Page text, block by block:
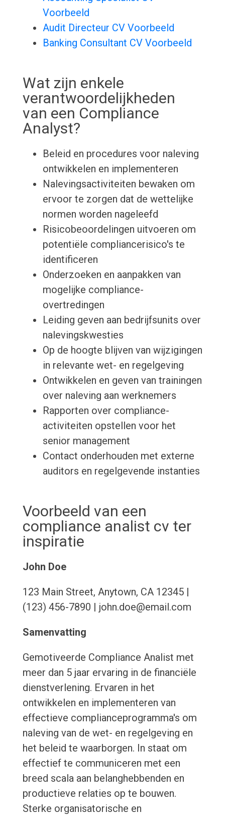
Voorbeeld
Audit Directeur CV Voorbeeld
Banking Consultant CV Voorbeeld
Wat zijn enkele
verantwoordelijkheden
van een Compliance
Analyst?
Beleid en procedures voor naleving
ontwikkelen en implementeren
Nalevingsactiviteiten bewaken om
ervoor te zorgen dat de wettelijke
normen worden nageleefd
Risicobeoordelingen uitvoeren om
potentiële compliancerisico's te
identificeren
Onderzoeken en aanpakken van
mogelijke compliance-
overtredingen
Leiding geven aan bedrijfsunits over
nalevingskwesties
Op de hoogte blijven van wijzigingen
in relevante wet- en regelgeving
Ontwikkelen en geven van trainingen
over naleving aan werknemers
Rapporten over compliance-
activiteiten opstellen voor het
senior management
Contact onderhouden met externe
auditors en regelgevende instanties
Voorbeeld van een
compliance analist cv ter
inspiratie
John Doe
123 Main Street, Anytown, CA 12345 |
(123) 456-7890 | john.doe@email.com
Samenvatting
Gemotiveerde Compliance Analist met
meer dan 5 jaar ervaring in de financiële
dienstverlening. Ervaren in het
ontwikkelen en implementeren van
effectieve complianceprogramma's om
naleving van de wet- en regelgeving en
het beleid te waarborgen. In staat om
effectief te communiceren met een
breed scala aan belanghebbenden en
productieve relaties op te bouwen.
Sterke organisatorische en